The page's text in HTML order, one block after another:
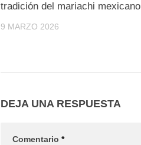
tradición del mariachi mexicano
9 MARZO 2026
DEJA UNA RESPUESTA
Comentario *